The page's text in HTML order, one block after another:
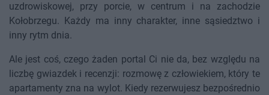
uzdrowiskowej, przy porcie, w centrum i na zachodzie
Kołobrzegu. Każdy ma inny charakter, inne sąsiedztwo i
inny rytm dnia.
Ale jest coś, czego żaden portal Ci nie da, bez względu na
liczbę gwiazdek i recenzji: rozmowę z człowiekiem, który te
apartamenty zna na wylot. Kiedy rezerwujesz bezpośrednio